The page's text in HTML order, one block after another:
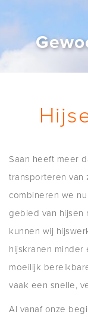
Saan heeft meer
transporteren van
combineren we
gebied van hijsen
kunnen wij
hijskranen minder
moeilijk
vaak een snelle,
Al vanaf onze